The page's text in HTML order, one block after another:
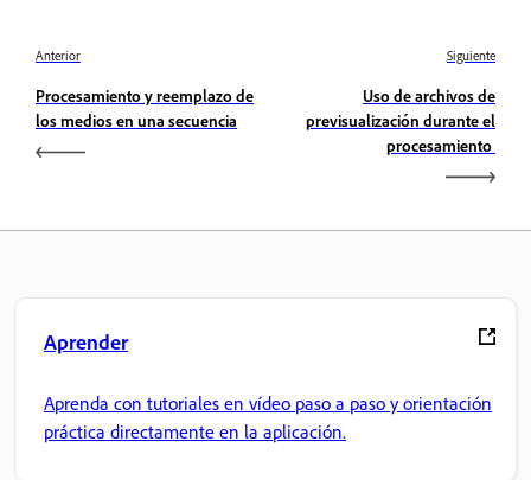
Anterior
Procesamiento y reemplazo de
los medios en una secuencia
Siguiente
Uso de archivos de
previsualización durante el
procesamiento
Aprender
Aprenda con tutoriales en vídeo paso a paso y orientación
práctica directamente en la aplicación.